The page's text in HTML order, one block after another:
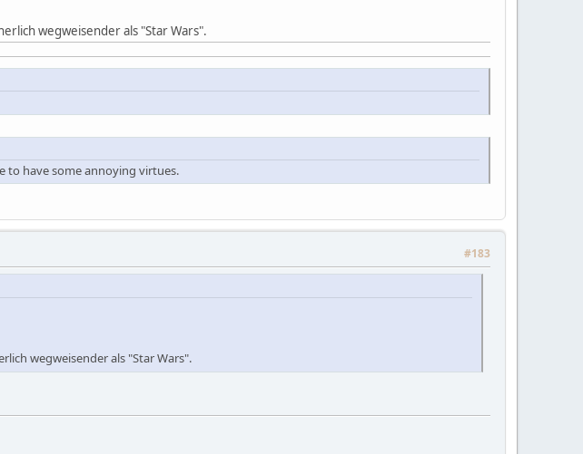
wegweisender als "Star Wars".
to have some annoying virtues.
#183
wegweisender als "Star Wars".